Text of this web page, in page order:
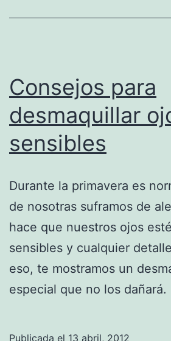
Consejos para
desmaquillar
sensibles
Durante la primavera es
de nosotras suframos de
hace que nuestros ojos
sensibles y cualquier
eso, te mostramos un
especial que no los dañará.
Publicada el 13 abril, 2012